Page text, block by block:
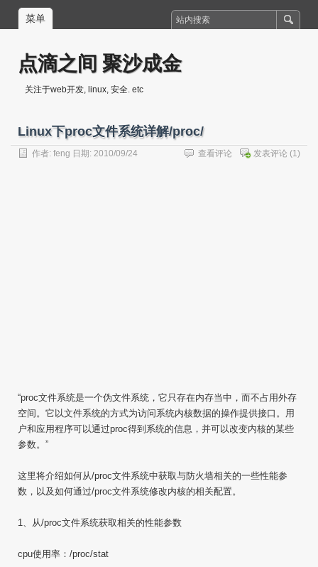
菜单
点滴之间 聚沙成金
关注于web开发, linux, 安全. etc
Linux下proc文件系统详解/proc/
作者: feng 日期: 2010/09/24 发表评论 (1)
查看评论
“proc文件系统是一个伪文件系统，它只存在内存当中，而不占用外存
空间。它以文件系统的方式为访问系统内核数据的操作提供接口。用
户和应用程序可以通过proc得到系统的信息，并可以改变内核的某些
参数。”
这里将介绍如何从/proc文件系统中获取与防火墙相关的一些性能参
数，以及如何通过/proc文件系统修改内核的相关配置。
1、从/proc文件系统获取相关的性能参数
cpu使用率：/proc/stat